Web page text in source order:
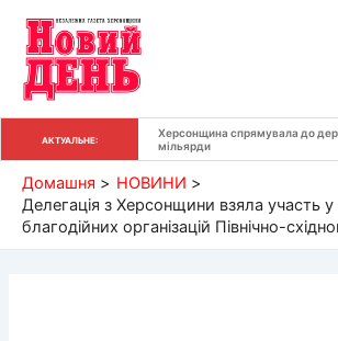
вмісту
АКТУАЛЬНЕ:
Херсонщина спрямувала до
мільярди
Домашня
НОВИНИ
Делегація з Херсонщини взяла участь
благодійних організацій Північно-